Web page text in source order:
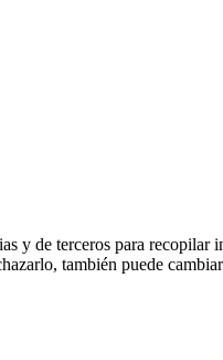
y de terceros para recopilar
también puede